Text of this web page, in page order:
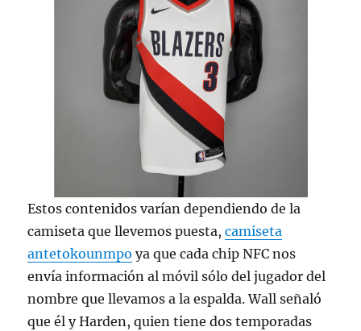
Estos contenidos varían dependiendo de la
camiseta que llevemos puesta,camiseta
antetokounmpo ya que cada chip NFC nos
envía información al móvil sólo del jugador del
nombre que llevamos a la espalda. Wall señaló
que él y Harden, quien tiene dos temporadas